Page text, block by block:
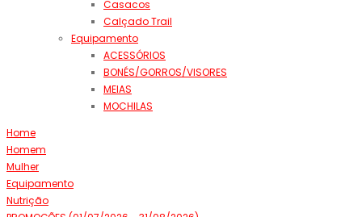
Casacos
Calçado Trail
Equipamento
ACESSÓRIOS
BONÉS/GORROS/VISORES
MEIAS
MOCHILAS
Home
Homem
Mulher
Equipamento
Nutrição